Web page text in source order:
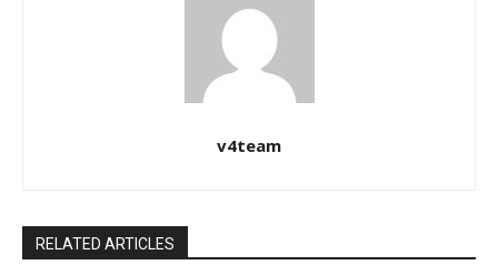
v4team
RELATED ARTICLES